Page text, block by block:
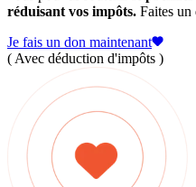
réduisant vos impôts. Faites un
Je fais un don maintenant
( Avec déduction d'impôts )